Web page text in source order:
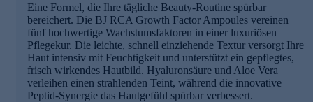
Eine Formel, die Ihre tägliche Beauty-Routine spürbar
bereichert. Die BJ RCA Growth Factor Ampoules vereinen
fünf hochwertige Wachstumsfaktoren in einer luxuriösen
Pflegekur. Die leichte, schnell einziehende Textur versorgt Ihre
Haut intensiv mit Feuchtigkeit und unterstützt ein gepflegtes,
frisch wirkendes Hautbild. Hyaluronsäure und Aloe Vera
verleihen einen strahlenden Teint, während die innovative
Peptid-Synergie das Hautgefühl spürbar verbessert.